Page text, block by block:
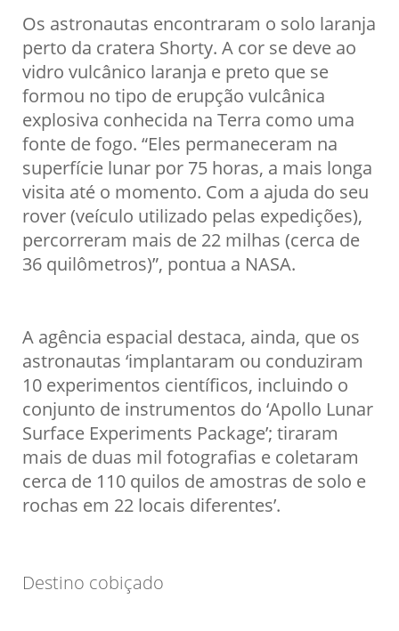
Os astronautas encontraram o solo laranja
perto da cratera Shorty. A cor se deve ao
vidro vulcânico laranja e preto que se
formou no tipo de erupção vulcânica
explosiva conhecida na Terra como uma
fonte de fogo. “Eles permaneceram na
superfície lunar por 75 horas, a mais longa
visita até o momento. Com a ajuda do seu
rover (veículo utilizado pelas expedições),
percorreram mais de 22 milhas (cerca de
36 quilômetros)”, pontua a NASA.
A agência espacial destaca, ainda, que os
astronautas ‘implantaram ou conduziram
10 experimentos científicos, incluindo o
conjunto de instrumentos do ‘Apollo Lunar
Surface Experiments Package’; tiraram
mais de duas mil fotografias e coletaram
cerca de 110 quilos de amostras de solo e
rochas em 22 locais diferentes’.
Destino cobiçado